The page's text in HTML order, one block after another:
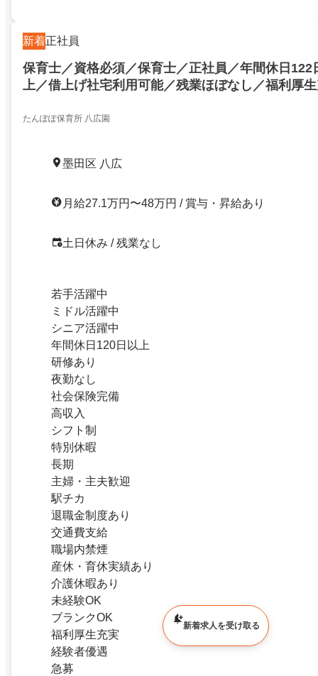
新着正社員
保育士／資格必須／保育士／正社員／年間休日122
上／借上げ社宅利用可能／残業ほぼなし／福利厚
八広駅徒歩7分／資格必須／保育士／正社員／年間
す！／八広駅徒歩7分／27231240
たんぽぽ保育所 八広園
墨田区 八広
月給27.1万円〜48万円 / 賞与・昇給あり
土日休み / 残業なし
若手活躍中
ミドル活躍中
シニア活躍中
年間休日120日以上
研修あり
夜勤なし
社会保険完備
高収入
シフト制
特別休暇
長期
主婦・主夫歓迎
駅チカ
退職金制度あり
交通費支給
職場内禁煙
産休・育休実績あり
介護休暇あり
未経験OK
ブランクOK
福利厚生充実
経験者優遇
急募
新着求人を受け取る